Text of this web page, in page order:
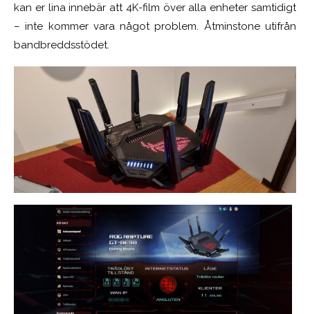
kan er lina innebär att 4K-film över alla enheter samtidigt
– inte kommer vara något problem. Åtminstone utifrån
bandbreddsstödet.